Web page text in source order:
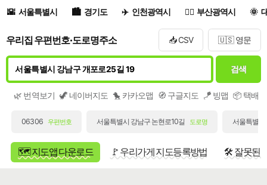
서울특별시 경기도 인천광역시 부산광역시
우리집 우편번호·도로명주소 📥 CSV 🇺🇸 영문
검색
🌿 번역보기 🦖 네이버지도 🐤 카카오맵 🧭 구글지도 🪁 빙맵 📦 택배/
06306 우편번호 서울특별시 강남구 논현로10길 도로명 서울특별
🗺️ 지도앱 다운로드 🚩 우리가게 지도등록방법 🛠️ 잘못된